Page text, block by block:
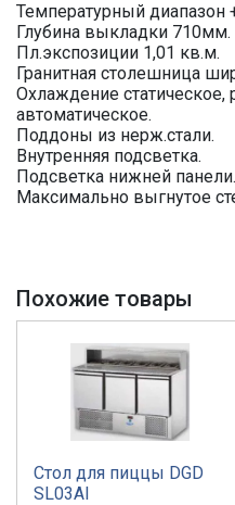
Температурный диапазон
Глубина выкладки 710мм.
Пл.экспозиции 1,01 кв.м.
Гранитная столешница
Охлаждение
автоматическое.
Поддоны из нерж.стали.
Внутренняя подсветка.
Подсветка нижней панели.
Максимально выгнутое
Похожие товары
Стол для пиццы DGD
SL03AI